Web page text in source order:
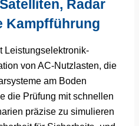
Radar
Kampfführung
Leistungselektronik-
von AC-Nutzlasten, die
am Boden
die Prüfung mit schnellen
präzise zu simulieren